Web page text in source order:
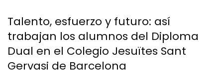
Talento, esfuerzo y futuro: así
trabajan los alumnos del Diploma
Dual en el Colegio Jesuïtes Sant
Gervasi de Barcelona